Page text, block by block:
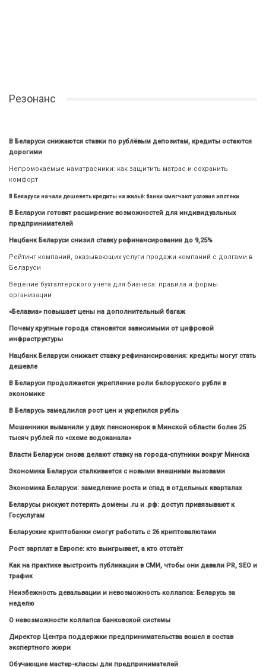
Резонанс
В Беларуси снижаются ставки по рублёвым депозитам, кредиты остаются
дорогими
Непромокаемые наматрасники: как защитить матрас и сохранить
комфорт
В Беларуси начали дешеветь кредиты на жильё: банки смягчают условия ипотеки
В Беларуси готовят расширение возможностей для индивидуальных
предпринимателей
Нацбанк Беларуси снизил ставку рефинансирования до 9,25%
Рейтинг компаний, оказывающих услуги продажи компаний с долгами в
Беларуси
Ведение бухгалтерского учета для бизнеса: правила и формы
организации
«Белавиа» повышает цены на дополнительный багаж
Почему крупные города становятся зависимыми от цифровой
инфраструктуры
Нацбанк Беларуси снижает ставку рефинансирования: кредиты могут стать
дешевле
В Беларуси продолжается укрепление роли белорусского рубля в
экономике
В Беларусь замедлился рост цен и укрепился рубль
Мошенники выманили у двух пенсионерок в Минской области более 25
тысяч рублей по «схеме водоканала»
Власти Беларуси снова делают ставку на города-спутники вокруг Минска
Экономика Беларуси сталкивается с новыми внешними вызовами
Экономика Беларуси: замедление роста и спад в отдельных кварталах
Беларусы рискуют потерять домены .ru и .рф: доступ привязывают к
Госуслугам
Беларуские криптобанки смогут работать с 26 криптовалютами
Рост зарплат в Европе: кто выигрывает, а кто отстаёт
Как на практике выстроить публикации в СМИ, чтобы они давали PR, SEO и
трафик
Неизбежность девальвации и невозможность коллапса: Беларусь за
неделю
О невозможности коллапса банковской системы
Директор Центра поддержки предпринимательства вошел в состав
экспертного жюри
Обучающие мастер-классы для предпринимателей